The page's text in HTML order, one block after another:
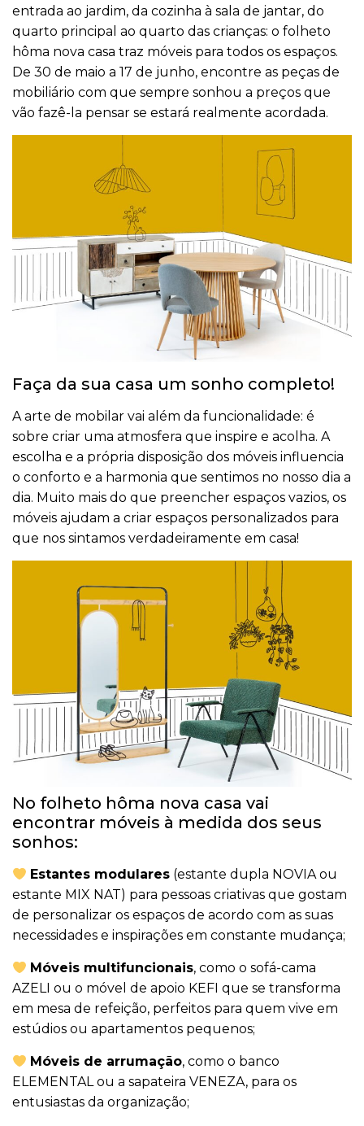
entrada ao jardim, da cozinha à sala de jantar, do
quarto principal ao quarto das crianças: o folheto
hôma nova casa traz móveis para todos os espaços.
De 30 de maio a 17 de junho, encontre as peças de
mobiliário com que sempre sonhou a preços que
vão fazê-la pensar se estará realmente acordada.
Faça da sua casa um sonho completo!
A arte de mobilar vai além da funcionalidade: é
sobre criar uma atmosfera que inspire e acolha. A
escolha e a própria disposição dos móveis influencia
o conforto e a harmonia que sentimos no nosso dia a
dia. Muito mais do que preencher espaços vazios, os
móveis ajudam a criar espaços personalizados para
que nos sintamos verdadeiramente em casa!
No folheto hôma nova casa vai
encontrar móveis à medida dos seus
sonhos:
Estantes modulares (estante dupla NOVIA ou
estante MIX NAT) para pessoas criativas que gostam
de personalizar os espaços de acordo com as suas
necessidades e inspirações em constante mudança;
Móveis multifuncionais, como o sofá-cama
AZELI ou o móvel de apoio KEFI que se transforma
em mesa de refeição, perfeitos para quem vive em
estúdios ou apartamentos pequenos;
Móveis de arrumação, como o banco
ELEMENTAL ou a sapateira VENEZA, para os
entusiastas da organização;